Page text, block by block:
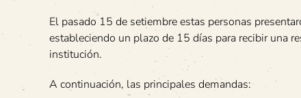
El pasado 15 de setiembre estas personas
estableciendo un plazo de 15 días para recibir una
institución.
A continuación, las principales demandas: